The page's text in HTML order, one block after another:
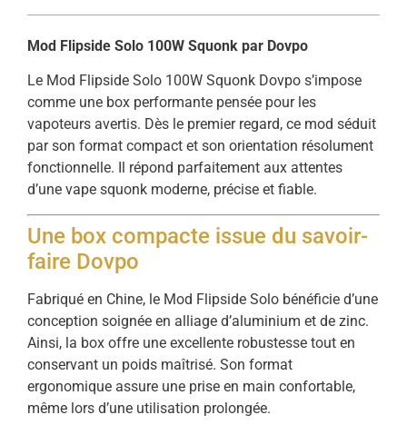
Mod Flipside Solo 100W Squonk par Dovpo
Le Mod Flipside Solo 100W Squonk Dovpo s’impose
comme une box performante pensée pour les
vapoteurs avertis. Dès le premier regard, ce mod séduit
par son format compact et son orientation résolument
fonctionnelle. Il répond parfaitement aux attentes
d’une vape squonk moderne, précise et fiable.
Une box compacte issue du savoir-
faire Dovpo
Fabriqué en Chine, le Mod Flipside Solo bénéficie d’une
conception soignée en alliage d’aluminium et de zinc.
Ainsi, la box offre une excellente robustesse tout en
conservant un poids maîtrisé. Son format
ergonomique assure une prise en main confortable,
même lors d’une utilisation prolongée.